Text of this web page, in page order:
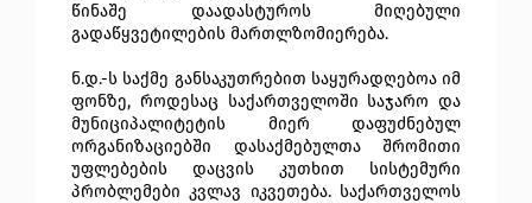
წინაშე დაადასტუროს მიღებული
გადაწყვეტილების მართლზომიერება.
ნ.დ.-ს საქმე განსაკუთრებით საყურადღებოა იმ
ფონზე, როდესაც საქართველოში საჯარო და
მუნიციპალიტეტის მიერ დაფუძნებულ
ორგანიზაციებში დასაქმებულთა შრომითი
უფლებების დაცვის კუთხით სისტემური
პრობლემები კვლავ იკვეთება. საქართველოს